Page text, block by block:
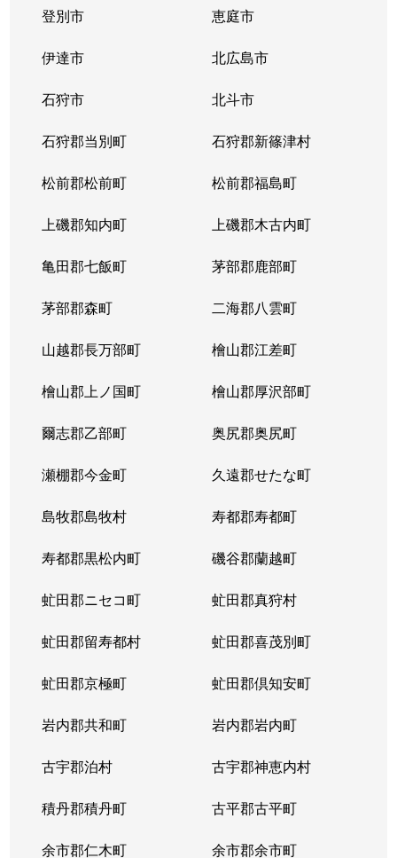
北４６条東
栄町(札幌)
北４６条東
栄町(札幌)
東苗穂５条
元町(札幌)
伏古４条
環状通東
本町２条
環状通東
登別市 恵庭市
伊達市 北広島市
石狩市 北斗市
石狩郡当別町 石狩郡新篠津村
松前郡松前町 松前郡福島町
上磯郡知内町 上磯郡木古内町
亀田郡七飯町 茅部郡鹿部町
茅部郡森町 二海郡八雲町
山越郡長万部町 檜山郡江差町
檜山郡上ノ国町 檜山郡厚沢部町
爾志郡乙部町 奥尻郡奥尻町
瀬棚郡今金町 久遠郡せたな町
島牧郡島牧村 寿都郡寿都町
寿都郡黒松内町 磯谷郡蘭越町
虻田郡ニセコ町 虻田郡真狩村
虻田郡留寿都村 虻田郡喜茂別町
虻田郡京極町 虻田郡倶知安町
岩内郡共和町 岩内郡岩内町
古宇郡泊村 古宇郡神恵内村
積丹郡積丹町 古平郡古平町
余市郡仁木町 余市郡余市町